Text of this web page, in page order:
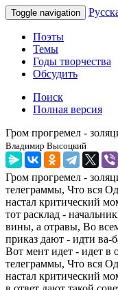
Toggle navigation
Поэты
Темы
Годы творчества
Обсудить
Поиск
Полная версия
Гром прогремел -
Владимир Высоцкий
Гром прогремел -
телеграммы, Что вся
настал критический
тот расклад -
вины, а отравы, Во
приказ дают - идти ва-
Вот мент идет - идет в
телеграммы, Что вся
настал критический